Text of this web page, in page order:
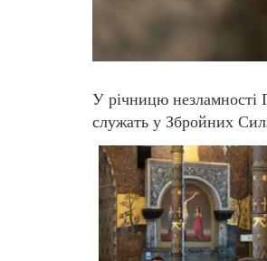
У річницю незламності
служать у Збройних